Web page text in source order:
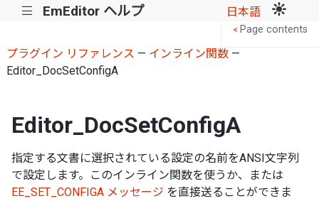
||| EmEditor ヘルプ 日本語
プラグイン リファレンス — インライン関数—
Editor_DocSetConfigA
Editor_DocSetConfigA
指定する文書に選択されている設定の名前をANSI文字列
で設定します。このインライン関数を使うか、または
EE_SET_CONFIGA メッセージ を直接送ることができま
< Page contents